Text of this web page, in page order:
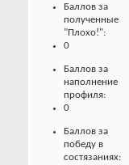
Баллов за
полученные
"Плохо!":
0
Баллов за
наполнение
профиля:
0
Баллов за
победу в
состязаниях: